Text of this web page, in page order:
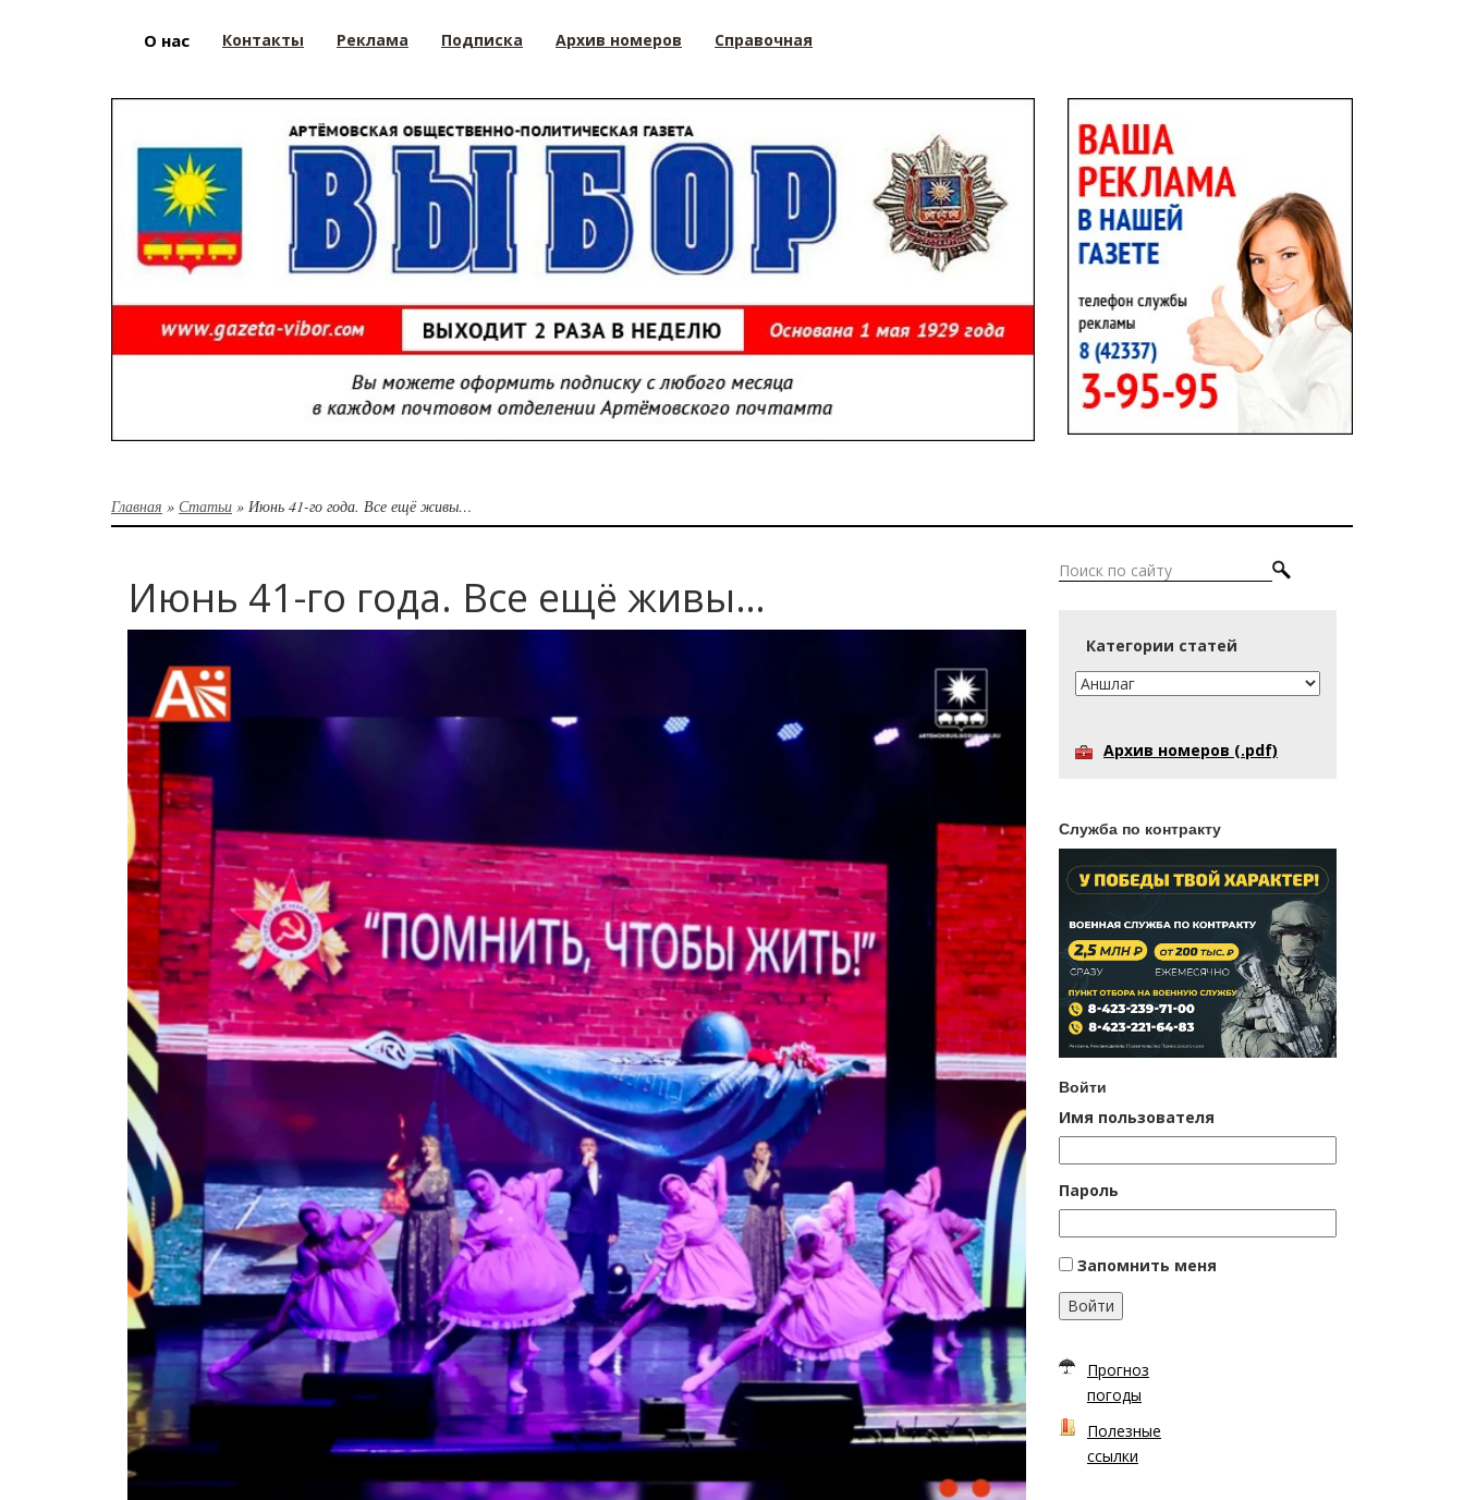
О нас Контакты Реклама Подписка Архив номеров Справочная
Главная » Статьи » Июнь 41-го года. Все ещё живы…
Июнь 41-го года. Все ещё живы…
Категории статей
Архив номеров (.pdf)
Служба по контракту
Войти
Имя пользователя
Пароль
Запомнить меня
Войти
Прогноз
погоды
Полезные
ссылки